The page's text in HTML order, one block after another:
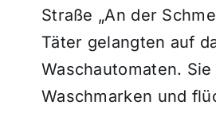
Straße „An der
Täter gelangten auf
Waschautomaten.
Waschmarken und